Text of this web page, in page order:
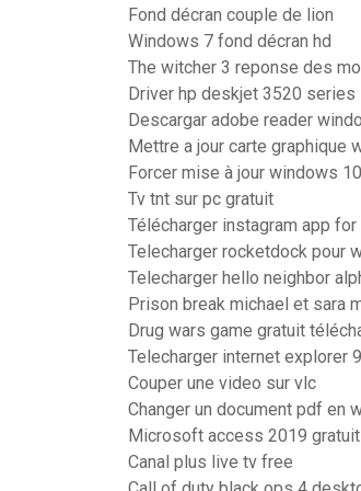
Fond décran couple de lion
Windows 7 fond décran hd
The witcher 3 reponse des
Driver hp deskjet 3520 series
Descargar adobe reader
Mettre a jour carte graphique
Forcer mise à jour windows
Tv tnt sur pc gratuit
Télécharger instagram app
Telecharger rocketdock pour
Telecharger hello neighbor
Prison break michael et sara
Drug wars game gratuit
Telecharger internet explorer
Couper une video sur vlc
Changer un document pdf en
Microsoft access 2019
Canal plus live tv free